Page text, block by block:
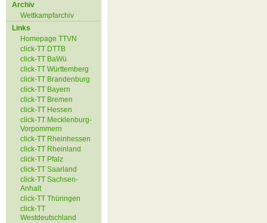
Archiv
Wettkampfarchiv
Links
Homepage TTVN
click-TT DTTB
click-TT BaWü
click-TT Württemberg
click-TT Brandenburg
click-TT Bayern
click-TT Bremen
click-TT Hessen
click-TT Mecklenburg-
Vorpommern
click-TT Rheinhessen
click-TT Rheinland
click-TT Pfalz
click-TT Saarland
click-TT Sachsen-
Anhalt
click-TT Thüringen
click-TT
Westdeutschland